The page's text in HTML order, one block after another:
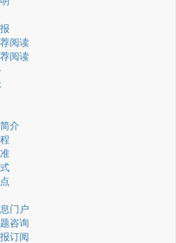
阅读
阅读
介
门户
咨询
订阅